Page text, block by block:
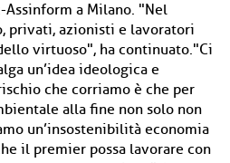
a Milano. "Nel
privati, azionisti e lavoratori
virtuoso", ha continuato."Ci
un’idea ideologica e
che corriamo è che per
alla fine non solo non
un’insostenibilità economia
il premier possa lavorare con